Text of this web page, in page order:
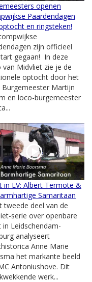
openen
Paardendagen
en ringsteken!
zijn officieel
gegaan! In deze
van Midvliet zie je de
optocht door het
Burgemeester Martijn
en loco-burgemeester
in LV: Albert Termote &
Samaritaan
tweede deel van de
serie over openbare
in Leidschendam-
analyseert
Anne Marie
het markante beeld
Antoniushove. Dit
werk...